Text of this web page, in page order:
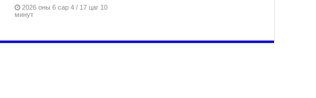
2026 оны 6 сар 4 / 17 цаг 10
минут